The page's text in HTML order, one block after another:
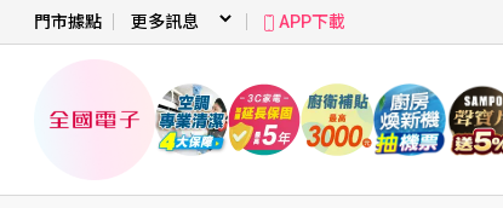
門市據點 APP下載